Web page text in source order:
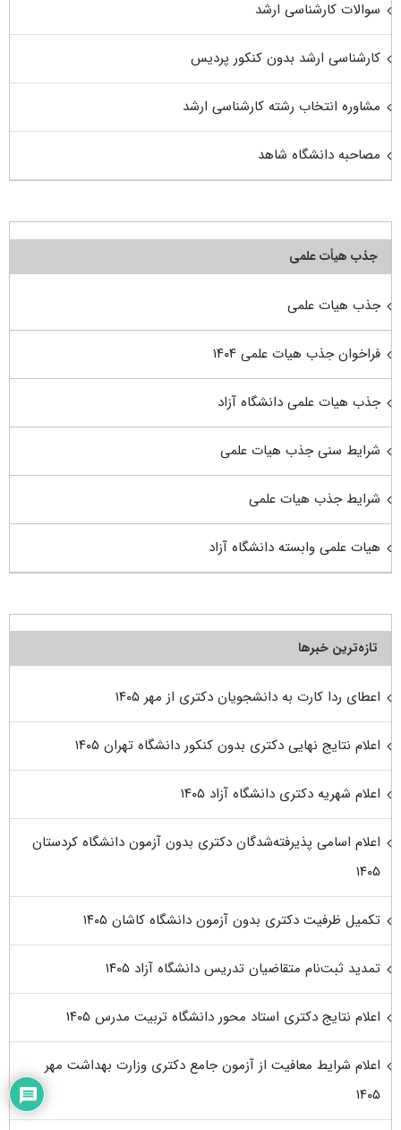
سوالات کارشناسی ارشد
کارشناسی ارشد بدون کنکور پردیس
مشاوره انتخاب رشته کارشناسی ارشد
مصاحبه دانشگاه شاهد
جذب هیأت علمی
جذب هیات علمی
فراخوان جذب هیات علمی ۱۴۰۴
جذب هیات علمی دانشگاه آزاد
شرایط سنی جذب هیات علمی
شرایط جذب هیات علمی
هیات علمی وابسته دانشگاه آزاد
تازه‌ترین خبرها
اعطای ردا کارت به دانشجویان دکتری از مهر ۱۴۰۵
اعلام نتایج نهایی دکتری بدون کنکور دانشگاه تهران ۱۴۰۵
اعلام شهریه دکتری دانشگاه آزاد ۱۴۰۵
اعلام اسامی پذیرفته‌شدگان دکتری بدون آزمون دانشگاه کردستان
۱۴۰۵
تکمیل ظرفیت دکتری بدون آزمون دانشگاه کاشان ۱۴۰۵
تمدید ثبت‌نام متقاضیان تدریس دانشگاه آزاد ۱۴۰۵
اعلام نتایج دکتری استاد محور دانشگاه تربیت مدرس ۱۴۰۵
اعلام شرایط معافیت از آزمون جامع دکتری وزارت بهداشت مهر
۱۴۰۵